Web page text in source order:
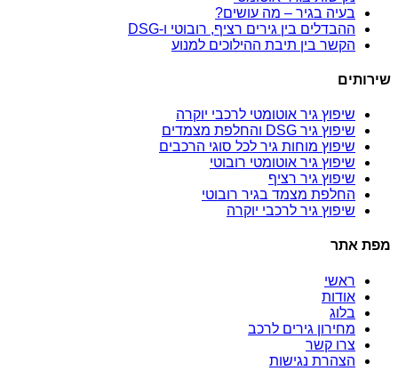
בעיה בגיר – מה עושים?
ההבדלים בין גירים רציף, רובוטי ו-DSG
הקשר בין תיבת ההילוכים למנוע
שירותים
שיפוץ גיר אוטומטי לרכבי יוקרה
שיפוץ גיר DSG והחלפת מצמדים
שיפוץ מוחות גיר לכל סוגי הרכבים
שיפוץ גיר אוטומטי רובוטי
שיפוץ גיר רציף
החלפת מצמד בגיר רובוטי
שיפוץ גיר לרכבי יוקרה
מפת אתר
ראשי
אודות
בלוג
מחירון גירים לרכב
צרו קשר
הצהרת נגישות